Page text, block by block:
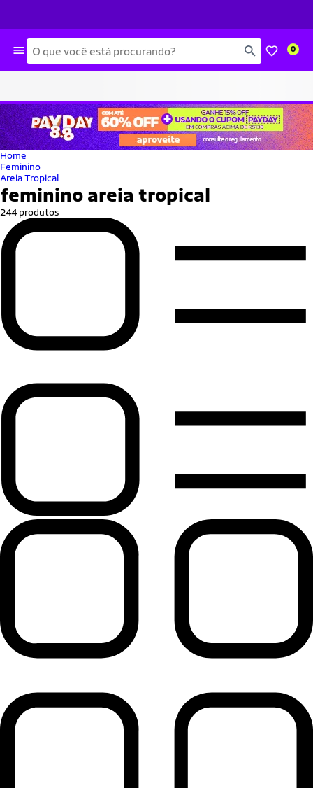
Busca 0
Home
Feminino
Areia Tropical
feminino areia tropical
244 produtos